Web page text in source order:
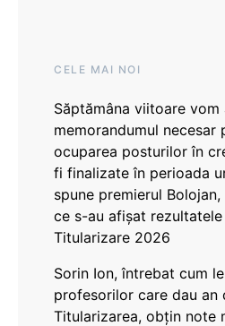
CELE MAI NOI
Săptămâna viitoare vom
memorandumul necesar
ocuparea posturilor în
fi finalizate în perioada
spune premierul
ce s-au afișat
Titularizare 2026
Sorin Ion, întrebat cum
profesorilor care dau an
Titularizarea, obțin note